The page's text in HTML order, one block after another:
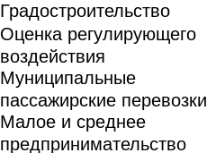
Градостроительство
Оценка регулирующего
воздействия
Муниципальные
пассажирские перевозки
Малое и среднее
предпринимательство